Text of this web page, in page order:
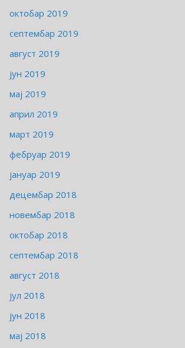
октобар 2019
септембар 2019
август 2019
јун 2019
мај 2019
април 2019
март 2019
фебруар 2019
јануар 2019
децембар 2018
новембар 2018
октобар 2018
септембар 2018
август 2018
јул 2018
јун 2018
мај 2018